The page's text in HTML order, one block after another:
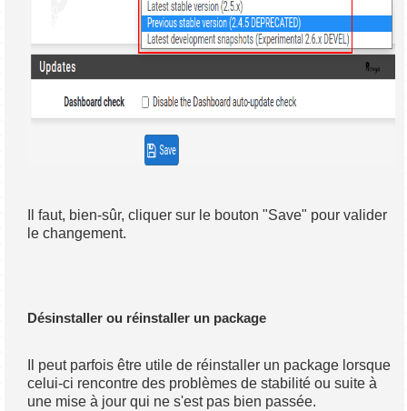
Il faut, bien-sûr, cliquer sur le bouton "Save" pour valider
le changement.
Désinstaller ou réinstaller un package
Il peut parfois être utile de réinstaller un package lorsque
celui-ci rencontre des problèmes de stabilité ou suite à
une mise à jour qui ne s'est pas bien passée.